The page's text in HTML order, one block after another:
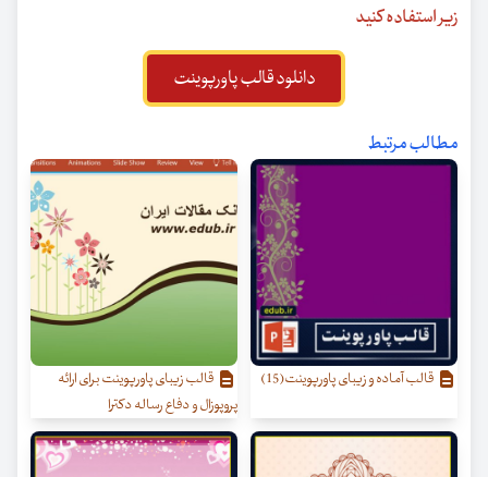
زیر استفاده کنید
دانلود قالب پاورپوینت
مطالب مرتبط
قالب آماده و زیبای پاورپوینت(15)
قالب زیبای پاورپوینت برای ارائه
پروپوزال و دفاع رساله دکترا